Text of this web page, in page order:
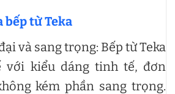
bếp từ Teka
và sang trọng: Bếp từ Teka
với kiểu dáng tinh tế, đơn
kém phần sang trọng.